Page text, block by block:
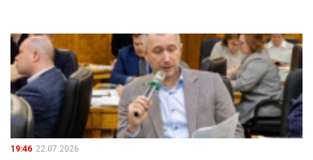
19:46 22.07.2026